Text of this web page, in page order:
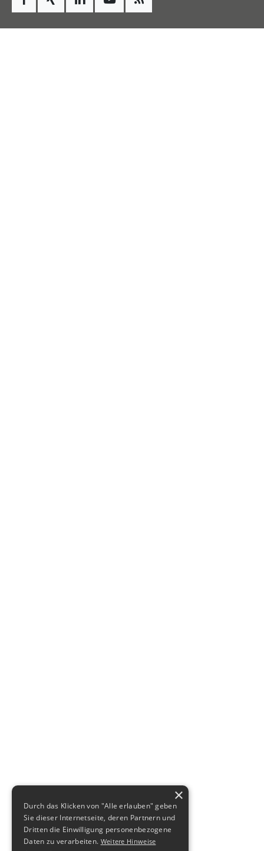
×
Durch das Klicken von "Alle erlauben" geben
Sie dieser Internetseite, deren Partnern und
Dritten die Einwilligung personenbezogene
Daten zu verarbeiten. Weitere Hinweise